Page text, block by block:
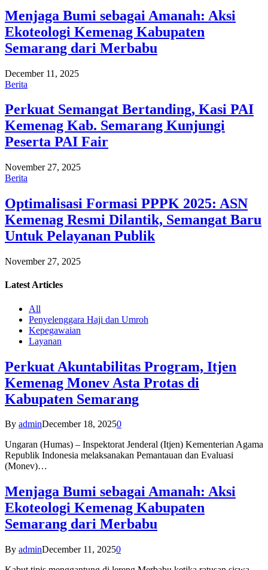
Menjaga Bumi sebagai Amanah: Aksi
Ekoteologi Kemenag Kabupaten
Semarang dari Merbabu
December 11, 2025
Berita
Perkuat Semangat Bertanding, Kasi PAI
Kemenag Kab. Semarang Kunjungi
Peserta PAI Fair
November 27, 2025
Berita
Optimalisasi Formasi PPPK 2025: ASN
Kemenag Resmi Dilantik, Semangat Baru
Untuk Pelayanan Publik
November 27, 2025
Latest Articles
All
Penyelenggara Haji dan Umroh
Kepegawaian
Layanan
Perkuat Akuntabilitas Program, Itjen
Kemenag Monev Asta Protas di
Kabupaten Semarang
By adminDecember 18, 20250
Ungaran (Humas) – Inspektorat Jenderal (Itjen) Kementerian Agama
Republik Indonesia melaksanakan Pemantauan dan Evaluasi
(Monev)…
Menjaga Bumi sebagai Amanah: Aksi
Ekoteologi Kemenag Kabupaten
Semarang dari Merbabu
By adminDecember 11, 20250